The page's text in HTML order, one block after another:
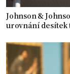
Johnson &
urovnání desítek